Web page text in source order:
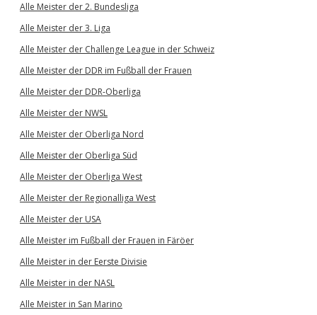
Alle Meister der 2. Bundesliga
Alle Meister der 3. Liga
Alle Meister der Challenge League in der Schweiz
Alle Meister der DDR im Fußball der Frauen
Alle Meister der DDR-Oberliga
Alle Meister der NWSL
Alle Meister der Oberliga Nord
Alle Meister der Oberliga Süd
Alle Meister der Oberliga West
Alle Meister der Regionalliga West
Alle Meister der USA
Alle Meister im Fußball der Frauen in Färöer
Alle Meister in der Eerste Divisie
Alle Meister in der NASL
Alle Meister in San Marino